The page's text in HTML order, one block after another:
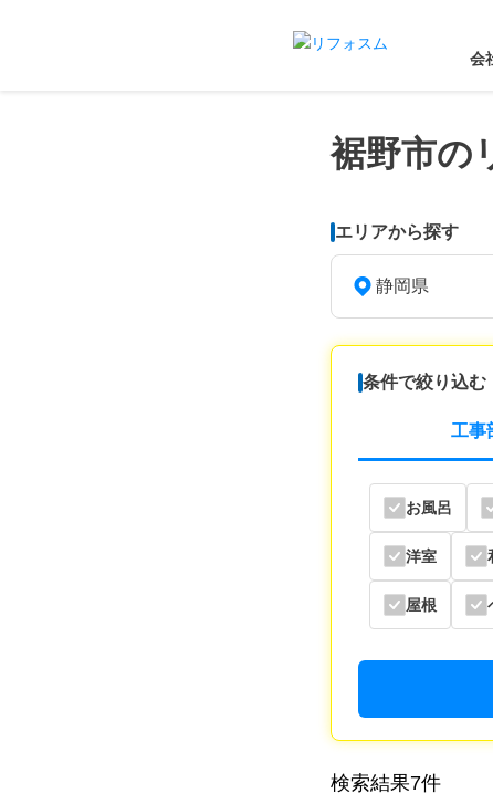
会
裾野市の
エリアから探す
静岡県
条件で絞り込む
工事
お風呂
洋室
屋根
検索結果7件